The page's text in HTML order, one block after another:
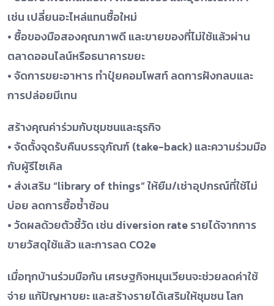
เช่น เปลี่ยนอะไหล่แทนซื้อใหม่
• ซื้อของมือสองคุณภาพดี และขายของที่ไม่ใช้แล้วผ่าน
ตลาดออนไลน์หรือธนาคารขยะ
• จัดการขยะอาหาร ทำปุ๋ยคอมโพสท์ ลดการฝังกลบและ
การปล่อยมีเทน
สร้างคุณค่าร่วมกับชุมชนและธุรกิจ
• จัดตั้งจุดรับคืนบรรจุภัณฑ์ (take-back) และความร่วมมือ
กับผู้รีไซเคิล
• ส่งเสริม “library of things” ให้ยืม/เช่าอุปกรณ์ที่ใช้ไม่
บ่อย ลดการซื้อซ้ำซ้อน
• วัดผลด้วยตัวชี้วัด เช่น diversion rate รายได้จากการ
ขายวัสดุใช้แล้ว และการลด CO2e
เมื่อทุกบ้านร่วมมือกัน เศรษฐกิจหมุนเวียนจะช่วยลดค่าใช้
จ่าย แก้ปัญหาขยะ และสร้างรายได้เสริมให้ชุมชน โลก